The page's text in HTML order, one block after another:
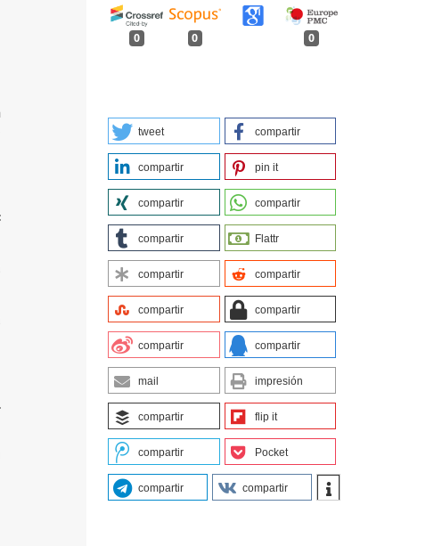
0 0 0
tweet compartir
compartir pin it
compartir compartir
compartir Flattr
compartir compartir
compartir compartir
compartir compartir
mail impresión
compartir flip it
compartir Pocket
compartir compartir